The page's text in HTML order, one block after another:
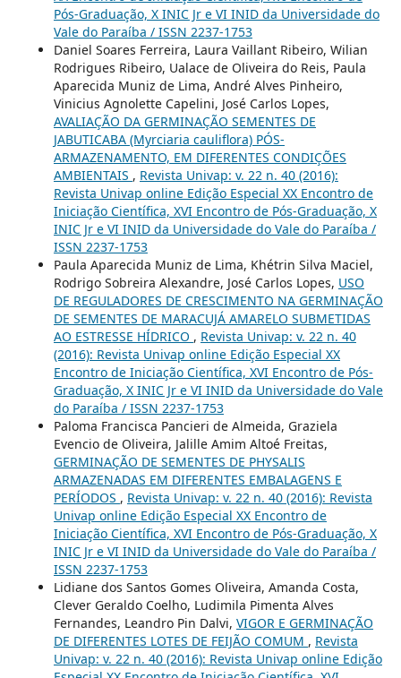
Pós-Graduação, X INIC Jr e VI INID da Universidade do
Vale do Paraíba / ISSN 2237-1753
Daniel Soares Ferreira, Laura Vaillant Ribeiro, Wilian
Rodrigues Ribeiro, Ualace de Oliveira do Reis, Paula
Aparecida Muniz de Lima, André Alves Pinheiro,
Vinicius Agnolette Capelini, José Carlos Lopes,
AVALIAÇÃO DA GERMINAÇÃO SEMENTES DE
JABUTICABA (Myrciaria cauliflora) PÓS-
ARMAZENAMENTO, EM DIFERENTES CONDIÇÕES
AMBIENTAIS , Revista Univap: v. 22 n. 40 (2016):
Revista Univap online Edição Especial XX Encontro de
Iniciação Científica, XVI Encontro de Pós-Graduação, X
INIC Jr e VI INID da Universidade do Vale do Paraíba /
ISSN 2237-1753
Paula Aparecida Muniz de Lima, Khétrin Silva Maciel,
Rodrigo Sobreira Alexandre, José Carlos Lopes, USO
DE REGULADORES DE CRESCIMENTO NA GERMINAÇÃO
DE SEMENTES DE MARACUJÁ AMARELO SUBMETIDAS
AO ESTRESSE HÍDRICO , Revista Univap: v. 22 n. 40
(2016): Revista Univap online Edição Especial XX
Encontro de Iniciação Científica, XVI Encontro de Pós-
Graduação, X INIC Jr e VI INID da Universidade do Vale
do Paraíba / ISSN 2237-1753
Paloma Francisca Pancieri de Almeida, Graziela
Evencio de Oliveira, Jalille Amim Altoé Freitas,
GERMINAÇÃO DE SEMENTES DE PHYSALIS
ARMAZENADAS EM DIFERENTES EMBALAGENS E
PERÍODOS , Revista Univap: v. 22 n. 40 (2016): Revista
Univap online Edição Especial XX Encontro de
Iniciação Científica, XVI Encontro de Pós-Graduação, X
INIC Jr e VI INID da Universidade do Vale do Paraíba /
ISSN 2237-1753
Lidiane dos Santos Gomes Oliveira, Amanda Costa,
Clever Geraldo Coelho, Ludimila Pimenta Alves
Fernandes, Leandro Pin Dalvi, VIGOR E GERMINAÇÃO
DE DIFERENTES LOTES DE FEIJÃO COMUM , Revista
Univap: v. 22 n. 40 (2016): Revista Univap online Edição